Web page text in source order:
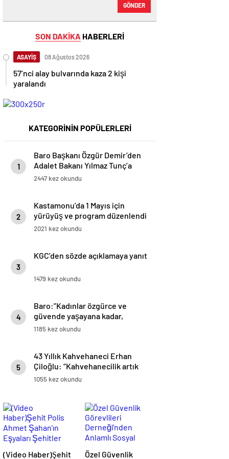
GÖNDER
SON DAKİKA HABERLERİ
ASAYİŞ 08 Ağustos 2026
57’nci alay bulvarında kaza 2 kişi
yaralandı
KATEGORİNİN POPÜLERLERİ
1
Baro Başkanı Özgür Demir’den
Adalet Bakanı Yılmaz Tunç’a
Ziyaret
2447 kez okundu
2
Kastamonu’da 1 Mayıs için
yürüyüş ve program düzenlendi
2021 kez okundu
3
KGC’den sözde açıklamaya yanıt
1479 kez okundu
4
Baro:”Kadınlar özgürce ve
güvende yaşayana kadar,
mücadelemiz sürecek”
1185 kez okundu
5
43 Yıllık Kahvehaneci Erhan
Çiloğlu: “Kahvehanecilik artık
bitme noktasına geldi”
1055 kez okundu
(Video Haber)Şehit Özel Güvenlik